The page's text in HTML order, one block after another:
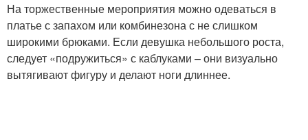
На торжественные мероприятия можно одеваться в
платье с запахом или комбинезона с не слишком
широкими брюками. Если девушка небольшого роста,
следует «подружиться» с каблуками – они визуально
вытягивают фигуру и делают ноги длиннее.